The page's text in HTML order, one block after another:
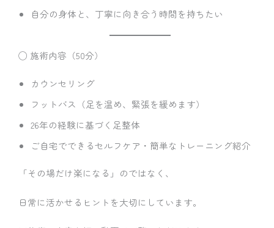
自分の身体と、丁寧に向き合う時間を持ちたい
◯ 施術内容（50分）
カウンセリング
フットバス（足を温め、緊張を緩めます）
26年の経験に基づく足整体
ご自宅でできるセルフケア・簡単なトレーニング紹介
「その場だけ楽になる」のではなく、
日常に活かせるヒントを大切にしています。